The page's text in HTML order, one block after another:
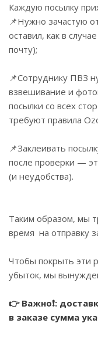
Каждую посылку
📌Нужно зачастую
оставил, как в
почту);
📌Сотруднику ПВЗ
взвешивание и
посылки со всех
требуют правила
📌Заклеивать
после проверки —
(и неудобства).
Таким образом, мы
время на отправку
Чтобы покрыть эти
убыток, мы
👉 Важно❗️:
в заказе сумма